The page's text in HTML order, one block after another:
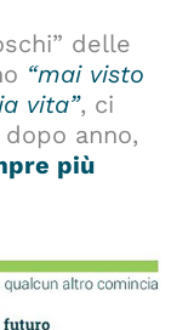
delle
“mai visto
vita”, ci
anno,
più